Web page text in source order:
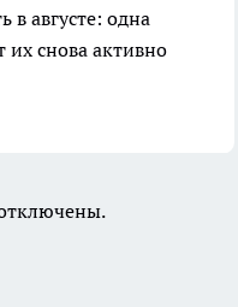
в августе: одна
их снова активно